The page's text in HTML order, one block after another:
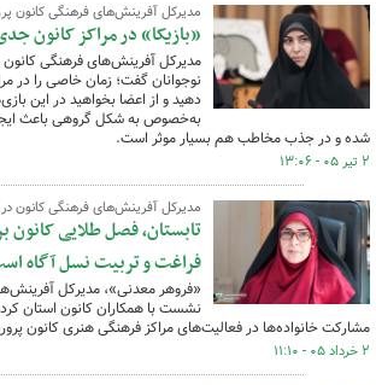
مدیرکل آفرینش‌های فرهنگی کانون
«بازیکا» در مراکز کانون
مدیرکل آفرینش‌های فرهنگی
نوجوانان گفت؛ زمان خاصی را در
دهید و از اعضا بخواهید در این
به‌خصوص به شکل گروهی باعث
شده و در جذب مخاطب هم بسیار موثر است.
۲ تیر ۰۵ - ۱۳:۰۶
مدیرکل آفرینش‌های فرهنگی کانون
تابستان، فصل طلایی
فراغت و تربیت نسل آگاه
«فروهر معدنی»، مدیرکل
نشست با همکاران کانون استان
مشارکت خانواده‌ها در فعالیت‌های مراکز فرهنگی هنری کانون
۲ خرداد ۰۵ - ۱۱:۱۰